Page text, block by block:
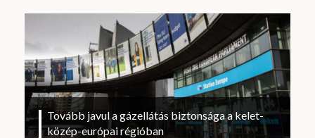
Tovább javul a gázellátás biztonsága a kelet-
közép-európai régióban